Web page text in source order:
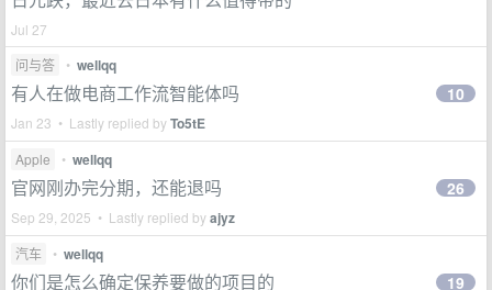
Jul 27
问与答
• wellqq
有人在做电商工作流智能体吗
Jan 23 • Lastly replied byTo5tE
10
Apple • wellqq
官网刚办完分期，还能退吗
Sep 29, 2025 • Lastly replied byajyz
26
汽车 • wellqq
你们是怎么确定保养要做的项目的 19